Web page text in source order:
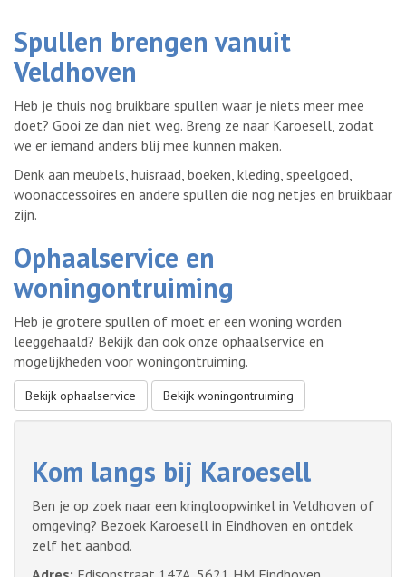
Spullen brengen vanuit
Veldhoven
Heb je thuis nog bruikbare spullen waar je niets meer mee
doet? Gooi ze dan niet weg. Breng ze naar Karoesell, zodat
we er iemand anders blij mee kunnen maken.
Denk aan meubels, huisraad, boeken, kleding, speelgoed,
woonaccessoires en andere spullen die nog netjes en bruikbaar
zijn.
Ophaalservice en
woningontruiming
Heb je grotere spullen of moet er een woning worden
leeggehaald? Bekijk dan ook onze ophaalservice en
mogelijkheden voor woningontruiming.
Bekijk ophaalservice Bekijk woningontruiming
Kom langs bij Karoesell
Ben je op zoek naar een kringloopwinkel in Veldhoven of
omgeving? Bezoek Karoesell in Eindhoven en ontdek
zelf het aanbod.